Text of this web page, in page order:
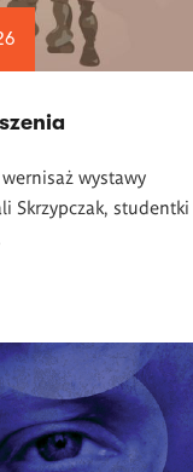
wystawy
Skrzypczak, studentki